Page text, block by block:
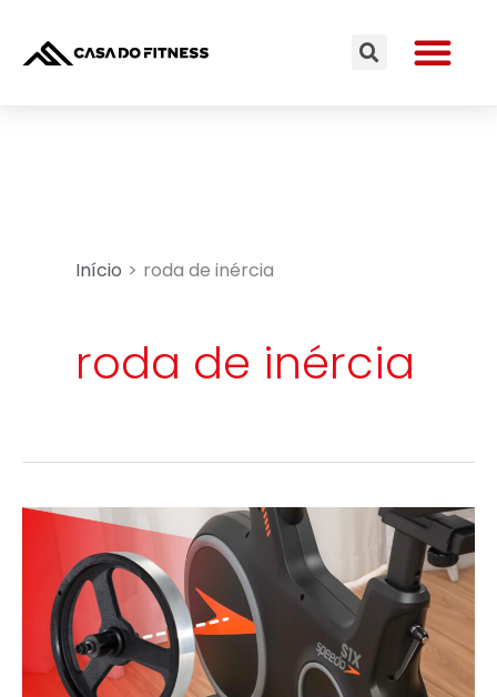
para
Search
Início roda de inércia
roda de inércia
RODA
INÉRCIA:
PESO
REALMENTE